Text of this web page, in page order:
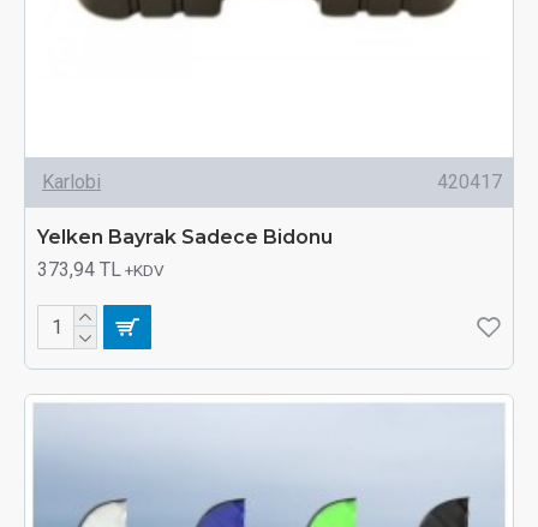
Karlobi 420417
Yelken Bayrak Sadece Bidonu
373,94 TL+KDV